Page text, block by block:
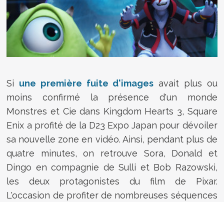
Si une première fuite d'images avait plus ou
moins confirmé la présence d'un monde
Monstres et Cie dans Kingdom Hearts 3, Square
Enix a profité de la D23 Expo Japan pour dévoiler
sa nouvelle zone en vidéo. Ainsi, pendant plus de
quatre minutes, on retrouve Sora, Donald et
Dingo en compagnie de Sulli et Bob Razowski,
les deux protagonistes du film de Pixar.
L'occasion de profiter de nombreuses séquences